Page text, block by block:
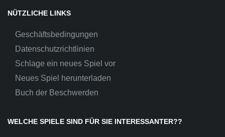
NÜTZLICHE LINKS
Geschäftsbedingungen
Datenschutzrichtlinien
Schlage ein neues Spiel vor
Neues Spiel herunterladen
Buch der Beschwerden
WELCHE SPIELE SIND FÜR SIE INTERESSANTER??